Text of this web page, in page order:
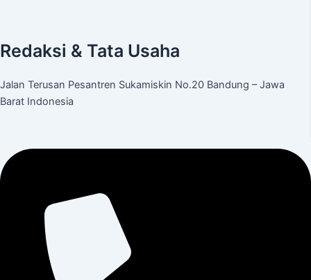
Redaksi & Tata Usaha
Jalan Terusan Pesantren Sukamiskin No.20 Bandung – Jawa
Barat Indonesia